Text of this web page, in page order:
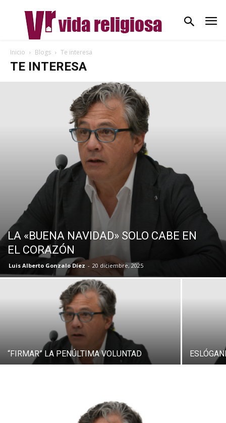
Inicio Blogs Te interesa
TE INTERESA
LA «BUENA NAVIDAD» SOLO CABE EN
EL CORAZÓN
Luis Alberto Gonzalo Díez - 20 diciembre, 2025
“FIRMAR” LA PENÚLTIMA VOLUNTAD